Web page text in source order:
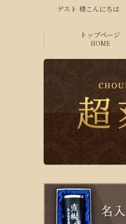
ゲスト 様こんにちは
トップページ
HOME